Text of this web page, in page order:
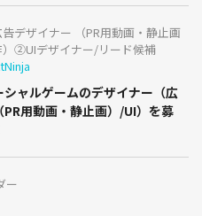
デザイナー （PR用動画・静止画
）②UIデザイナー/リード候補
シャルゲームのデザイナー（広
PR用動画・静止画）/UI）を募
ー